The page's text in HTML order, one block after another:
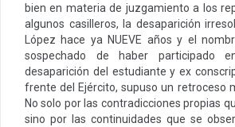
bien en materia de juzgamiento a los
algunos casilleros, la desaparición
López hace ya NUEVE años y el
sospechado de haber participado
desaparición del estudiante y ex
frente del Ejército, supuso un retroceso
No solo por las contradicciones propias
sino por las continuidades que se